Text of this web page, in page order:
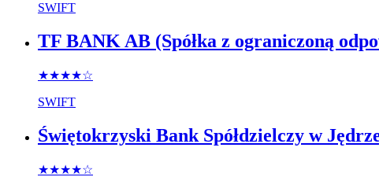
SWIFT
TF BANK AB (Spółka z ograniczoną
★★★★☆
SWIFT
Świętokrzyski Bank Spółdzielczy w
★★★★☆